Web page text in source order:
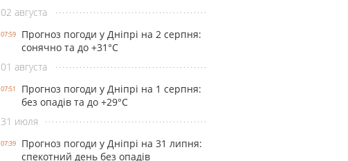
02 августа
07:59
Прогноз погоди у Дніпрі на 2 серпня:
сонячно та до +31°С
01 августа
07:51
Прогноз погоди у Дніпрі на 1 серпня:
без опадів та до +29°С
31 июля
07:39
Прогноз погоди у Дніпрі на 31 липня:
спекотний день без опадів